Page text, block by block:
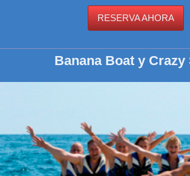
RESERVA AHORA
Banana Boat y Crazy